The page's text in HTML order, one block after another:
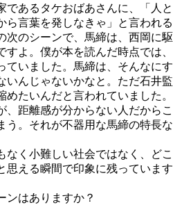
であるタケおばあさんに、「人と
ら言葉を発しなきゃ」と言われる
次のシーンで、馬締は、西岡に駆
よ。僕が本を読んだ時点では、
ていました。馬締は、そんなにす
いんじゃないかなと。ただ石井監
たいんだと言われていました。
、距離感が分からない人だからこ
う。それが不器用な馬締の特長な
なく小難しい社会ではなく、どこ
思える瞬間で印象に残っています
ンはありますか？